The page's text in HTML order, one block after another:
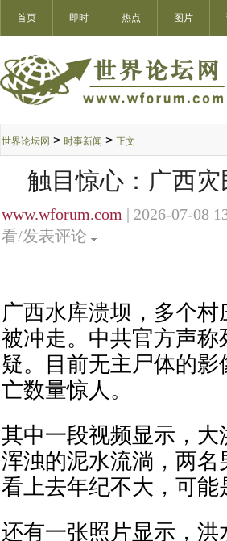
首页 即时 热点 图片
世界论坛网 > 时事新闻 > 正文
触目惊心：广西
www.wforum.com | 2026-07-08
看/发表评论
广西水库溃坝，多个
被冲走。中共官方声
疑。目前无主尸体的
亡数量惊人。
其中一段视频显示，
浑浊的泥水流淌，两
看上去年纪不大，可能
还有一张照片显示，